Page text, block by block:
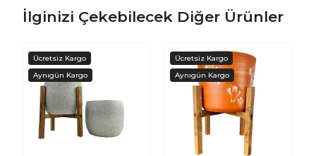
İlginizi Çekebilecek Diğer Ürünler